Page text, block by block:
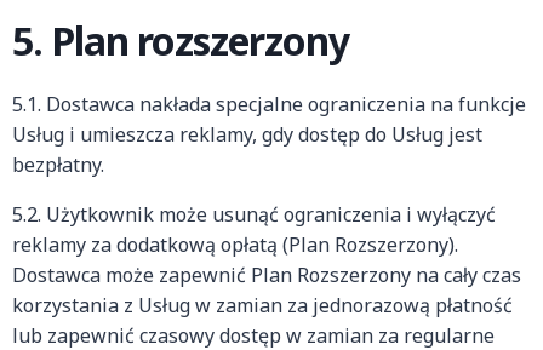
5. Plan rozszerzony
5.1. Dostawca nakłada specjalne ograniczenia na funkcje
Usług i umieszcza reklamy, gdy dostęp do Usług jest
bezpłatny.
5.2. Użytkownik może usunąć ograniczenia i wyłączyć
reklamy za dodatkową opłatą (Plan Rozszerzony).
Dostawca może zapewnić Plan Rozszerzony na cały czas
korzystania z Usług w zamian za jednorazową płatność
lub zapewnić czasowy dostęp w zamian za regularne